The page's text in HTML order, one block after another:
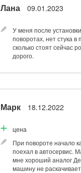
Лана 09.01.2023
У меня после
поворотах, нет стука
сколько стоят сейчас
дорого.
Марк 18.12.2022
цена
При повороте начало
поехал в автосервис.
мне хороший аналог
машину не